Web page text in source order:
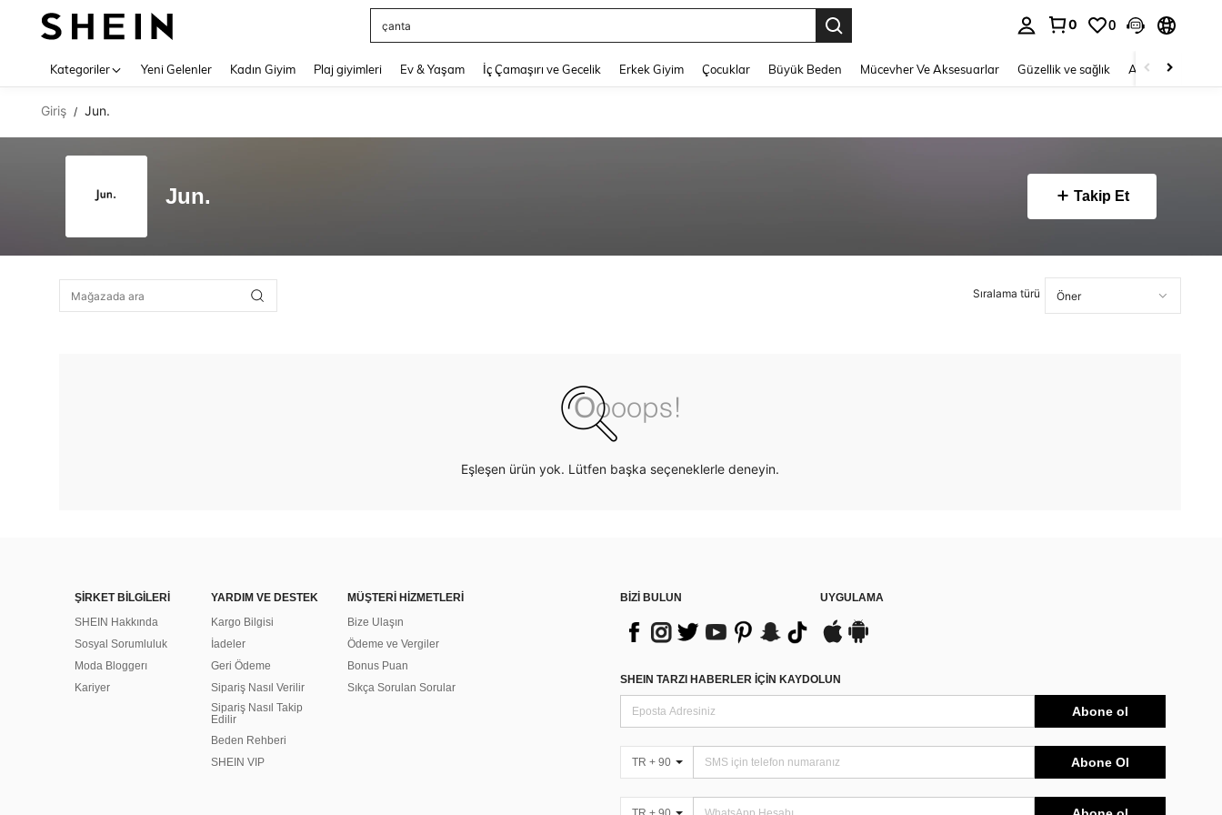
çanta
0 0
Kategoriler Yeni Gelenler Kadın Giyim Plaj giyimleri Ev & Yaşam İç Çamaşırı ve Gecelik Erkek Giyim Çocuklar Büyük Beden Mücevher Ve Aksesuarlar Güzellik ve sağlık Ayakkabı
Giriş / Jun.
Jun. Takip Et
Sıralama türü
Eşleşen ürün yok. Lütfen başka seçeneklerle deneyin.
ŞİRKET BİLGİLERİ
SHEIN Hakkında
Sosyal Sorumluluk
Moda Bloggerı
Kariyer
YARDIM VE DESTEK
Kargo Bilgisi
İadeler
Geri Ödeme
Sipariş Nasıl Verilir
Sipariş Nasıl Takip
Edilir
Beden Rehberi
SHEIN VIP
MÜŞTERİ HİZMETLERİ
Bize Ulaşın
Ödeme ve Vergiler
Bonus Puan
Sıkça Sorulan Sorular
BİZİ BULUN UYGULAMA
SHEIN TARZI HABERLER IÇIN KAYDOLUN
Abone ol
TR + 90 Abone Ol